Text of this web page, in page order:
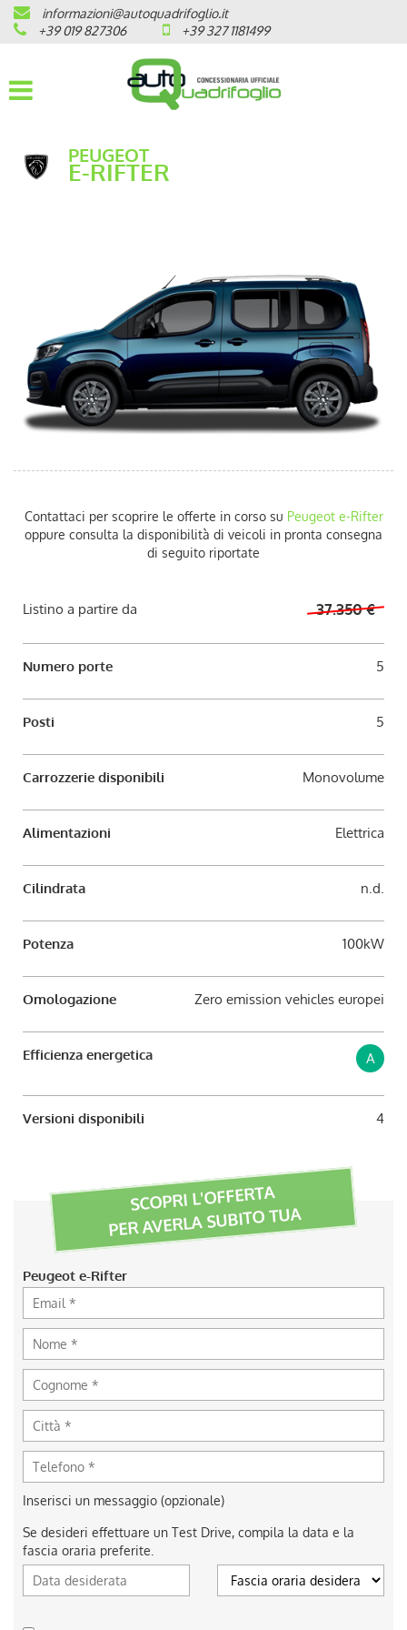
HOME
AZIENDA
OPEL
PRONTA CONSEGNA / KM 0
VEICOLI CON ECOBONUS
AUTO USATE
ACQUISTIAMO USATO
ASSISTENZA
informazioni@autoquadrifoglio.it
+39 019 827306
+39 327 1181499
PEUGEOT
E-RIFTER
Contattaci per scoprire le offerte in corso su Peugeot e-Rifter
oppure consulta la disponibilità di veicoli in pronta consegna
di seguito riportate
Listino a partire da 37.350 €
Numero porte 5
Posti 5
Carrozzerie disponibili Monovolume
Alimentazioni Elettrica
Cilindrata n.d.
Potenza 100kW
Omologazione Zero emission vehicles europei
Efficienza energetica A
Versioni disponibili 4
SCOPRI L'OFFERTA
PER AVERLA SUBITO TUA
Peugeot e-Rifter
Inserisci un messaggio (opzionale)
Se desideri effettuare un Test Drive, compila la data e la
fascia oraria preferite.